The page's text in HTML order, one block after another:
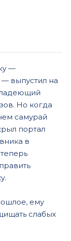
—
выпустил на
Но когда
самурай
портал
в
ему
слабых